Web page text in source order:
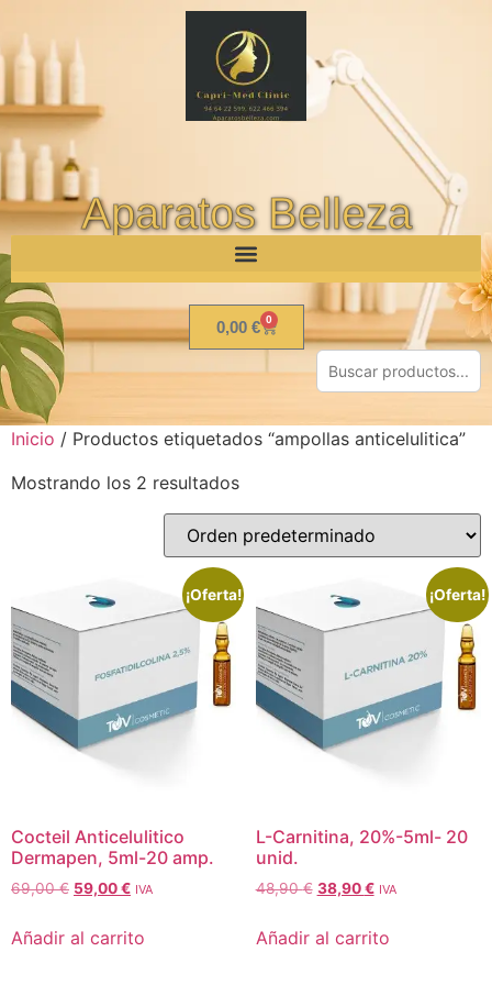
Aparatos Belleza
0,00 € 0
Inicio / Productos etiquetados “ampollas anticelulitica”
Mostrando los 2 resultados
¡Oferta!
Cocteil Anticelulitico
Dermapen, 5ml-20 amp.
69,00€ 59,00€ IVA
Añadir al carrito
¡Oferta!
L-Carnitina, 20%-5ml- 20
unid.
48,90€ 38,90€ IVA
Añadir al carrito